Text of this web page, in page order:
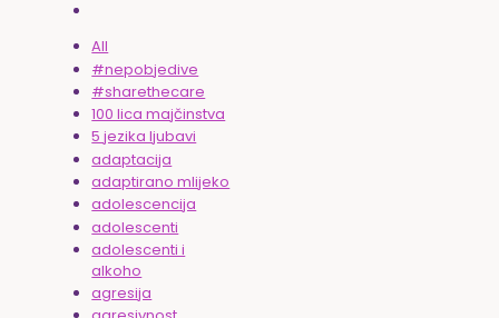
All
#nepobjedive
#sharethecare
100 lica majčinstva
5 jezika ljubavi
adaptacija
adaptirano mlijeko
adolescencija
adolescenti
adolescenti i
alkoho
agresija